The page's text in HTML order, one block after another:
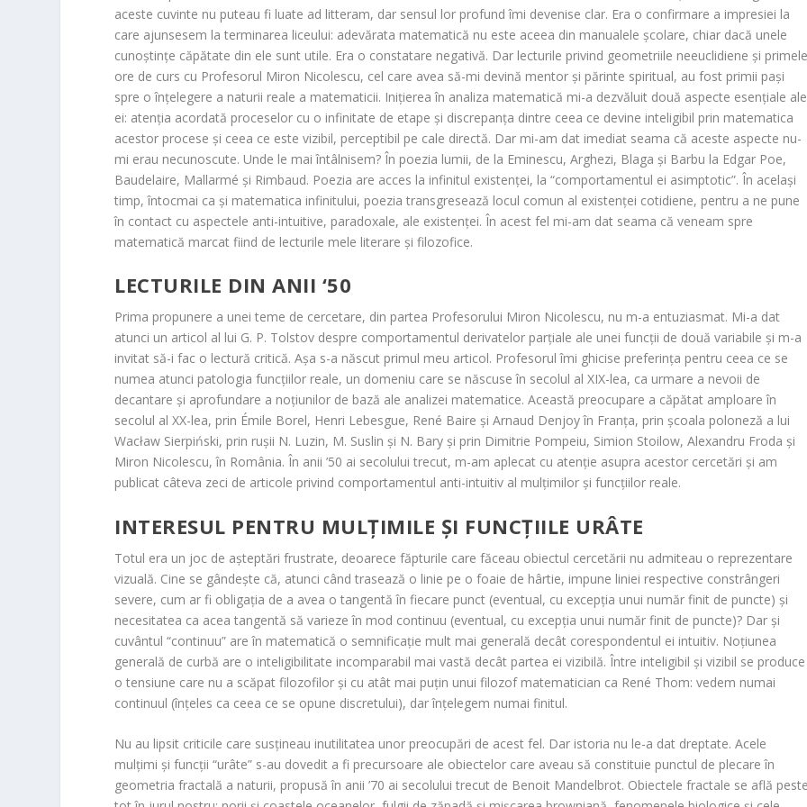
aceste cuvinte nu puteau fi luate ad litteram, dar sensul lor profund îmi devenise clar. Era o confirmare a impresiei la
care ajunsesem la terminarea liceului: adevărata matematică nu este aceea din manualele școlare, chiar dacă unele
cunoștințe căpătate din ele sunt utile. Era o constatare negativă. Dar lecturile privind geometriile neeuclidiene și
ore de curs cu Profesorul Miron Nicolescu, cel care avea să-mi devină mentor și părinte spiritual, au fost primii pași
spre o înțelegere a naturii reale a matematicii. Inițierea în analiza matematică mi-a dezvăluit două aspecte esențiale ale
ei: atenția acordată proceselor cu o infinitate de etape și discrepanța dintre ceea ce devine inteligibil prin matematica
acestor procese și ceea ce este vizibil, perceptibil pe cale directă. Dar mi-am dat imediat seama că aceste aspecte nu-
mi erau necunoscute. Unde le mai întâlnisem? În poezia lumii, de la Eminescu, Arghezi, Blaga și Barbu la Edgar Poe,
Baudelaire, Mallarmé și Rimbaud. Poezia are acces la infinitul existenței, la “comportamentul ei asimptotic”. În același
timp, întocmai ca și matematica infinitului, poezia transgresează locul comun al existenței cotidiene, pentru a ne pune
în contact cu aspectele anti-intuitive, paradoxale, ale existenței. În acest fel mi-am dat seama că veneam spre
matematică marcat fiind de lecturile mele literare și filozofice.
LECTURILE DIN ANII ‘50
Prima propunere a unei teme de cercetare, din partea Profesorului Miron Nicolescu, nu m-a entuziasmat. Mi-a dat
atunci un articol al lui G. P. Tolstov despre comportamentul derivatelor parțiale ale unei funcții de două variabile și m-a
invitat să-i fac o lectură critică. Așa s-a născut primul meu articol. Profesorul îmi ghicise preferința pentru ceea ce se
numea atunci patologia funcțiilor reale, un domeniu care se născuse în secolul al XIX-lea, ca urmare a nevoii de
decantare și aprofundare a noțiunilor de bază ale analizei matematice. Această preocupare a căpătat amploare în
secolul al XX-lea, prin Émile Borel, Henri Lebesgue, René Baire și Arnaud Denjoy în Franța, prin școala poloneză a lui
Wacław Sierpiński, prin rușii N. Luzin, M. Suslin și N. Bary și prin Dimitrie Pompeiu, Simion Stoilow, Alexandru Froda și
Miron Nicolescu, în România. În anii ’50 ai secolului trecut, m-am aplecat cu atenție asupra acestor cercetări și am
publicat câteva zeci de articole privind comportamentul anti-intuitiv al mulțimilor și funcțiilor reale.
INTERESUL PENTRU MULȚIMILE ȘI FUNCȚIILE URÂTE
Totul era un joc de așteptări frustrate, deoarece făpturile care făceau obiectul cercetării nu admiteau o reprezentare
vizuală. Cine se gândește că, atunci când trasează o linie pe o foaie de hârtie, impune liniei respective constrângeri
severe, cum ar fi obligația de a avea o tangentă în fiecare punct (eventual, cu excepția unui număr finit de puncte) și
necesitatea ca acea tangentă să varieze în mod continuu (eventual, cu excepția unui număr finit de puncte)? Dar și
cuvântul “continuu” are în matematică o semnificație mult mai generală decât corespondentul ei intuitiv. Noțiunea
generală de curbă are o inteligibilitate incomparabil mai vastă decât partea ei vizibilă. Între inteligibil și vizibil se produce
o tensiune care nu a scăpat filozofilor și cu atât mai puțin unui filozof matematician ca René Thom: vedem numai
continuul (înțeles ca ceea ce se opune discretului), dar înțelegem numai finitul.
Nu au lipsit criticile care susțineau inutilitatea unor preocupări de acest fel. Dar istoria nu le-a dat dreptate. Acele
mulțimi și funcții “urâte” s-au dovedit a fi precursoare ale obiectelor care aveau să constituie punctul de plecare în
geometria fractală a naturii, propusă în anii ’70 ai secolului trecut de Benoit Mandelbrot. Obiectele fractale se află